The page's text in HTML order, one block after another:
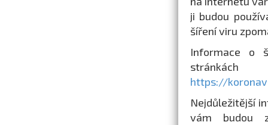
ji budou
šíření viru
Informace o
https://
Nejdůležitější
vám budou